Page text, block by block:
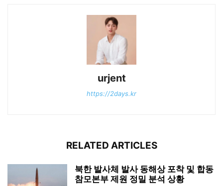
urjent
https://2days.kr
RELATED ARTICLES
북한 발사체 발사 동해상 포착 및 합동
참모본부 제원 정밀 분석 상황